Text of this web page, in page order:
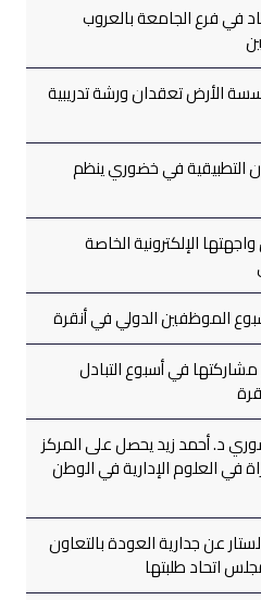
في فرع الجامعة بالعروب
الأرض تعقدان ورشة تدريبية
التطبيقية في خضوري ينظم
الإلكترونية الخاصة
الموظفين الدولي في أنقرة
في أسبوع التبادل
د. أحمد زيد يحصل على المركز
في العلوم الإدارية في الوطن
عن جدارية العودة بالتعاون
اتحاد طلبتها